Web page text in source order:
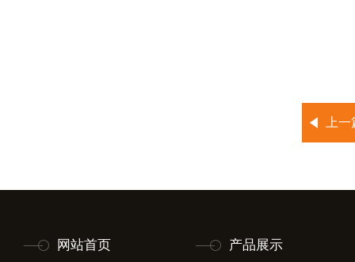
上
网站首页 产品展示